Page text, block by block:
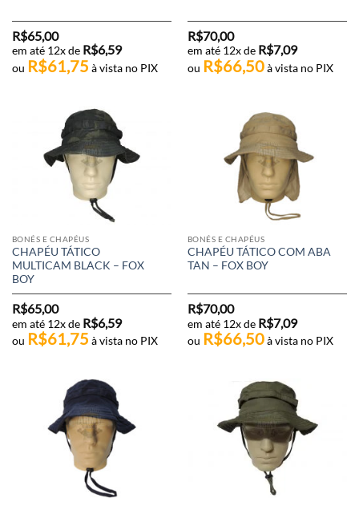
R$65,00
em até 12x de R$6,59
ou R$61,75 à vista no PIX
R$70,00
em até 12x de R$7,09
ou R$66,50 à vista no PIX
BONÉS E CHAPÉUS
CHAPÉU TÁTICO
MULTICAM BLACK – FOX
BOY
R$65,00
em até 12x de R$6,59
ou R$61,75 à vista no PIX
BONÉS E CHAPÉUS
CHAPÉU TÁTICO COM ABA
TAN – FOX BOY
R$70,00
em até 12x de R$7,09
ou R$66,50 à vista no PIX